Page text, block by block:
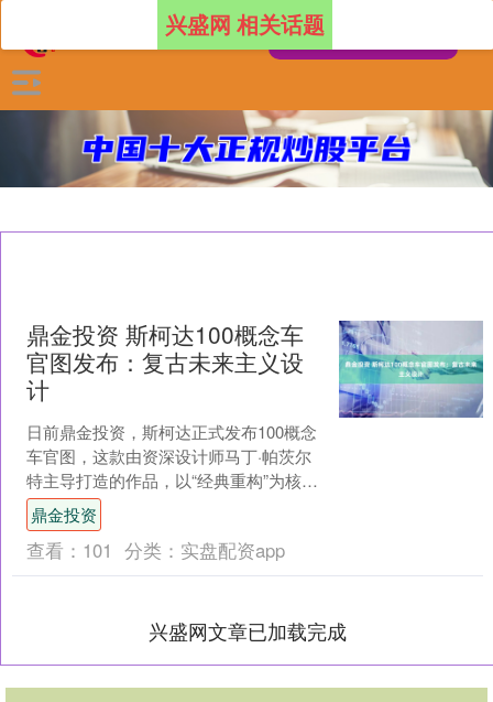
兴盛网 相关话题
鼎金投资 斯柯达100概念车
官图发布：复古未来主义设
计
日前鼎金投资，斯柯达正式发布100概念
车官图，这款由资深设计师马丁·帕茨尔
特主导打造的作品，以“经典重构”为核心
理念，成为品牌下一代旗舰轿车速派的
设计预演。 新....
鼎金投资
查看： 101 分类： 实盘配资app
兴盛网文章已加载完成